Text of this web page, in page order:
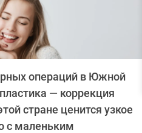
операций в Южной
— коррекция
стране ценится узкое
с маленьким